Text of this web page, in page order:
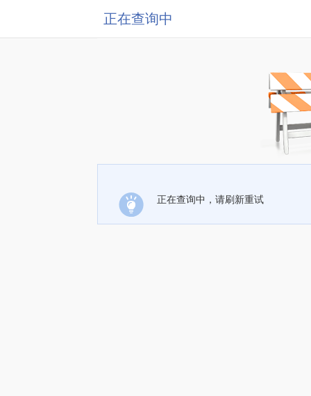
正在查询中
正在查询中，请刷新重试